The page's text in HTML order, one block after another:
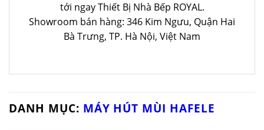
tới ngay Thiết Bị Nhà Bếp ROYAL.
Showroom bán hàng: 346 Kim Ngưu, Quận Hai
Bà Trưng, TP. Hà Nội, Việt Nam
DANH MỤC: MÁY HÚT MÙI HAFELE